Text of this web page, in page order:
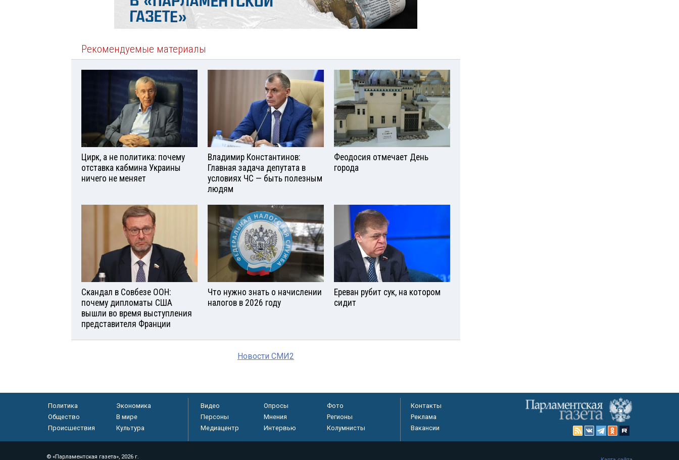
Рекомендуемые материалы
Цирк, а не политика: почему
отставка кабмина Украины
ничего не меняет
Владимир Константинов:
Главная задача депутата в
условиях ЧС — быть полезным
людям
Феодосия отмечает День
города
Скандал в Совбезе ООН:
почему дипломаты США
вышли во время выступления
представителя Франции
Что нужно знать о начислении
налогов в 2026 году
Ереван рубит сук, на котором
сидит
Новости СМИ2
Политика
Экономика
Общество
В мире
Происшествия
Культура
Видео Опросы
Фото
Персоны
Мнения
Регионы
Медиацентр
Интервью Колумнисты
Контакты
Реклама
Вакансии
© «Парламентская газета», 2026 г.